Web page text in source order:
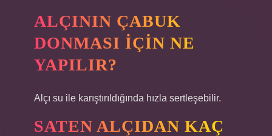
ALÇININ ÇABUK
DONMASI IÇIN NE
YAPILIR?
Alçı su ile karıştırıldığında hızla sertleşebilir.
SATEN ALÇIDAN KAÇ